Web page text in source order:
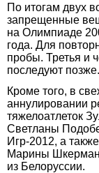
По итогам двух
запрещенные
на Олимпиаде
года. Для
пробы. Третья и
последуют позже.
Кроме того, в
аннулировании
тяжелоатлеток
Светланы
Игр-2012, а
Марины
из Белоруссии.